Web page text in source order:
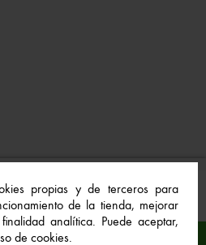
propias y de terceros para
de la tienda, mejorar
analítica. Puede aceptar,
de cookies.
Vila™. Todos los derechos